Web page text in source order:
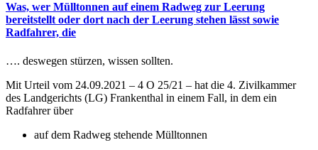
Was, wer Mülltonnen auf einem Radweg zur Leerung
bereitstellt oder dort nach der Leerung stehen lässt sowie
Radfahrer, die
…. deswegen stürzen, wissen sollten.
Mit Urteil vom 24.09.2021 – 4 O 25/21 – hat die 4. Zivilkammer
des Landgerichts (LG) Frankenthal in einem Fall, in dem ein
Radfahrer über
auf dem Radweg stehende Mülltonnen